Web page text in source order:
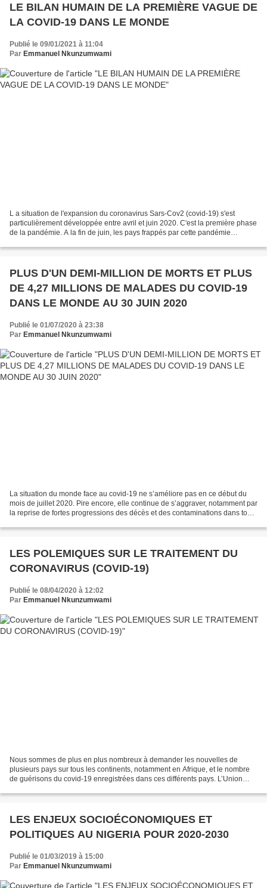
LE BILAN HUMAIN DE LA PREMIÈRE VAGUE DE
LA COVID-19 DANS LE MONDE
Publié le 09/01/2021 à 11:04
Par Emmanuel Nkunzumwami
L a situation de l'expansion du coronavirus Sars-Cov2 (covid-19) s'est
particulièrement développée entre avril et juin 2020. C'est la première phase
de la pandémie. A la fin de juin, les pays frappés par cette pandémie
PLUS D'UN DEMI-MILLION DE MORTS ET PLUS
DE 4,27 MILLIONS DE MALADES DU COVID-19
DANS LE MONDE AU 30 JUIN 2020
Publié le 01/07/2020 à 23:38
Par Emmanuel Nkunzumwami
La situation du monde face au covid-19 ne s’améliore pas en ce début du
mois de juillet 2020. Pire encore, elle continue de s’aggraver, notamment par
la reprise de fortes progressions des décès et des contaminations dans tous
LES POLEMIQUES SUR LE TRAITEMENT DU
CORONAVIRUS (COVID-19)
Publié le 08/04/2020 à 12:02
Par Emmanuel Nkunzumwami
Nous sommes de plus en plus nombreux à demander les nouvelles de
plusieurs pays sur tous les continents, notamment en Afrique, et le nombre
de guérisons du covid-19 enregistrées dans ces différents pays. L’Union
LES ENJEUX SOCIOÉCONOMIQUES ET
POLITIQUES AU NIGERIA POUR 2020-2030
Publié le 01/03/2019 à 15:00
Par Emmanuel Nkunzumwami